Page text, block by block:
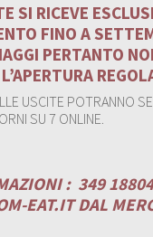
SI RICEVE
FINO A
PERTANTO
USCITE POTRANNO
SU 7 ONLINE.
: 349
EAT.ITDAL